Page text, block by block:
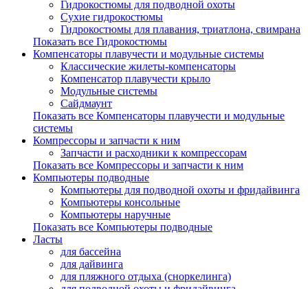
Гидрокостюмы для подводной охоты
Сухие гидрокостюмы
Гидрокостюмы для плавания, триатлона, свимрана
Показать все Гидрокостюмы
Компенсаторы плавучести и модульные системы
Классические жилеты-компенсаторы
Компенсатор плавучести крыло
Модульные системы
Сайдмаунт
Показать все Компенсаторы плавучести и модульные
системы
Компрессоры и запчасти к ним
Запчасти и расходники к компрессорам
Показать все Компрессоры и запчасти к ним
Компьютеры подводные
Компьютеры для подводной охоты и фридайвинга
Компьютеры консольные
Компьютеры наручные
Показать все Компьютеры подводные
Ласты
для бассейна
для дайвинга
для пляжного отдыха (сноркелинга)